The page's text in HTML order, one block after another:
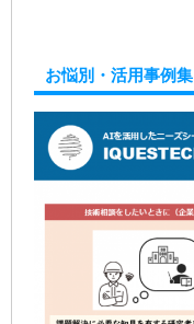
お悩別・活用事例集